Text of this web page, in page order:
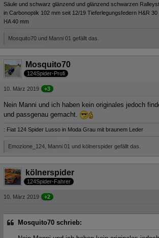
Säule und schwarz glänzend und glänzend schwarzen
in Carbonoptik 102 mm seit 12/19 Tieferlegungsfedern H&R 30
HA 40 mm
Mosquito70 und Manni 01 gefällt das.
Mosquito70
124Spider-Profi
10. März 2019 +3
Nein Manni und ich haben kein originales jedoch
und passgenau gemacht.
: Fiat 124 Spider Lusso in Moda Grau mit braunem Leder
Emozione_124, Manni 01 und kölnerspider gefällt das.
kölnerspider
124Spider-Fahrer
10. März 2019 +2
Mosquito70 schrieb: